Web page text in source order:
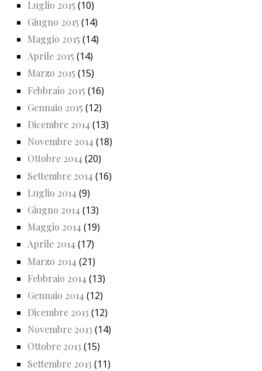
Luglio 2015 (10)
Giugno 2015 (14)
Maggio 2015 (14)
Aprile 2015 (14)
Marzo 2015 (15)
Febbraio 2015 (16)
Gennaio 2015 (12)
Dicembre 2014 (13)
Novembre 2014 (18)
Ottobre 2014 (20)
Settembre 2014 (16)
Luglio 2014 (9)
Giugno 2014 (13)
Maggio 2014 (19)
Aprile 2014 (17)
Marzo 2014 (21)
Febbraio 2014 (13)
Gennaio 2014 (12)
Dicembre 2013 (12)
Novembre 2013 (14)
Ottobre 2013 (15)
Settembre 2013 (11)